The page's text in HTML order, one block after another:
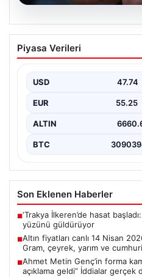
07.08.2026
Altın fiyatları canlı
fiyatları ne kadar
fiyatları
{"title": "14 Nisan 2026
Çeyrek, Yarım ve Cumhuriyet
Piyasa Verileri
USD 47.74
EUR 55.25
ALTIN
BTC
Son Eklenen Haberler
■‘Trakya İlkeren’de hasat
yüzünü güldürüyor
■Altın fiyatları canlı 14 Nisan
Gram, çeyrek, yarım ve
■Ahmet Metin Genç’in forma
açıklama geldi” İddialar gerçek